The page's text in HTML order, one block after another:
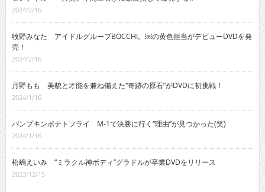
2024/2/16
牧野みなた アイドルグループBOCCHI。￼の黄色担当がデビューDVDを発
売！
2024/2/16
月野もも 美貌と才能を兼ね備えた“奇跡の原石”がDVDに初挑戦！
2024/1/16
パンプキンポテトフライ M-1で決勝に行く“理由”が見つかった(笑)
2024/1/16
松嶋えいみ “ミラクル神ボディ”グラドルが卒業DVDをリリース
2023/12/15